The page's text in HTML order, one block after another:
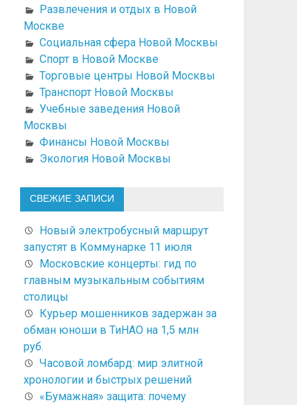
Развлечения и отдых в Новой
Москве
Социальная сфера Новой Москвы
Спорт в Новой Москве
Торговые центры Новой Москвы
Транспорт Новой Москвы
Учебные заведения Новой
Москвы
Финансы Новой Москвы
Экология Новой Москвы
СВЕЖИЕ ЗАПИСИ
Новый электробусный маршрут
запустят в Коммунарке 11 июля
Московские концерты: гид по
главным музыкальным событиям
столицы
Курьер мошенников задержан за
обман юноши в ТиНАО на 1,5 млн
руб.
Часовой ломбард: мир элитной
хронологии и быстрых решений
«Бумажная» защита: почему